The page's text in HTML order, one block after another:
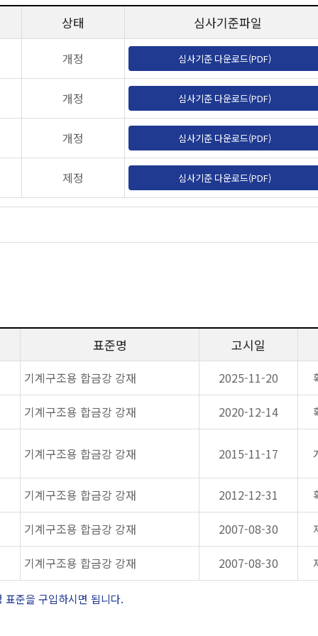
상태 심사기준파일
개정 심사기준 다운로드(PDF)
개정 심사기준 다운로드(PDF)
개정 심사기준 다운로드(PDF)
제정 심사기준 다운로드(PDF)
표준명 고시일
기계구조용 합금강 강재 2025-11-20
기계구조용 합금강 강재
2020-12-14
기계구조용 합금강 강재 2015-11-17
기계구조용 합금강 강재 2012-12-31
기계구조용 합금강 강재
2007-08-30
기계구조용 합금강 강재
2007-08-30
준을 구입하시면 됩니다.